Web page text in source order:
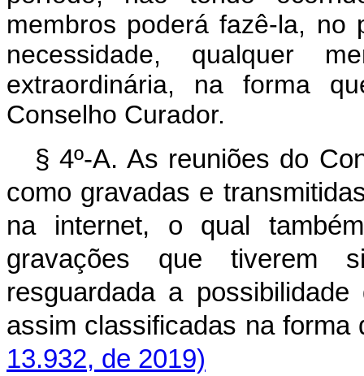
membros poderá fazê-la, no
necessidade, qualquer
extraordinária, na forma
Conselho Curador.
§ 4º-A. As reuniões do
como gravadas e
na internet, o qual
gravações que tiverem
resguardada a
assim classificadas na
13.932, de 2019)